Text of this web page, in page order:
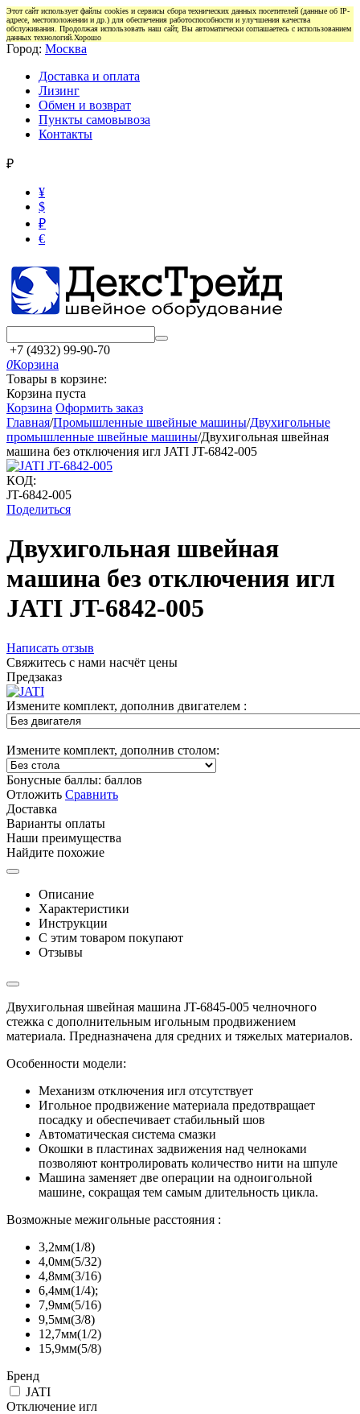
Этот сайт использует файлы cookies и сервисы сбора технических данных посетителей (данные об IP-
адресе, местоположении и др.) для обеспечения работоспособности и улучшения качества
обслуживания. Продолжая использовать наш сайт, Вы автоматически соглашаетесь с использованием
данных технологий. Хорошо
Город: Москва
Доставка и оплата
Лизинг
Обмен и возврат
Пункты самовывоза
Контакты
₽
¥
$
₽
€
+7 (4932) 99-90-70
0Корзина
Товары в корзине:
Корзина пуста
Корзина Оформить заказ
Главная/Промышленные швейные машины/Двухигольные
промышленные швейные машины/Двухигольная швейная
машина без отключения игл JATI JT-6842-005
КОД:
JT-6842-005
Поделиться
Двухигольная швейная
машина без отключения игл
JATI JT-6842-005
Написать отзыв
Свяжитесь с нами насчёт цены
Предзаказ
Измените комплект, дополнив двигателем :
Измените комплект, дополнив столом:
Бонусные баллы: баллов
Отложить Сравнить
Доставка
Варианты оплаты
Наши преимущества
Найдите похожие
Описание
Характеристики
Инструкции
С этим товаром покупают
Отзывы
Двухигольная швейная машина JT-6845-005 челночного
стежка с дополнительным игольным продвижением
материала. Предназначена для средних и тяжелых материалов.
Особенности модели:
Механизм отключения игл отсутствует
Игольное продвижение материала предотвращает
посадку и обеспечивает стабильный шов
Автоматическая система смазки
Окошки в пластинах задвижения над челноками
позволяют контролировать количество нити на шпуле
Машина заменяет две операции на одноигольной
машине, сокращая тем самым длительность цикла.
Возможные межигольные расстояния :
3,2мм(1/8)
4,0мм(5/32)
4,8мм(3/16)
6,4мм(1/4);
7,9мм(5/16)
9,5мм(3/8)
12,7мм(1/2)
15,9мм(5/8)
Бренд
JATI
Отключение игл